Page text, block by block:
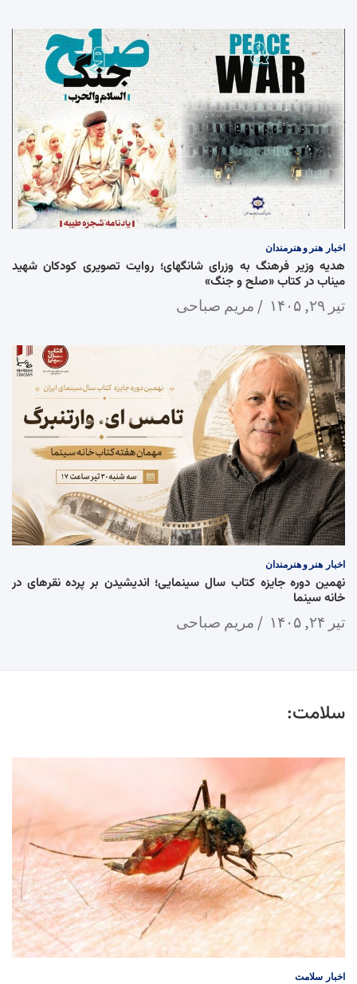
اخبار هنر و هنرمندان
هدیه وزیر فرهنگ به وزرای شانگهای؛ روایت تصویری کودکان شهید
میناب در کتاب «صلح و جنگ»
تیر ۲۹, ۱۴۰۵ مریم صباحی
اخبار هنر و هنرمندان
نهمین دوره جایزه کتاب سال سینمایی؛ اندیشیدن بر پرده نقرهای در
خانه سینما
تیر ۲۴, ۱۴۰۵ مریم صباحی
سلامت:
اخبار سلامت